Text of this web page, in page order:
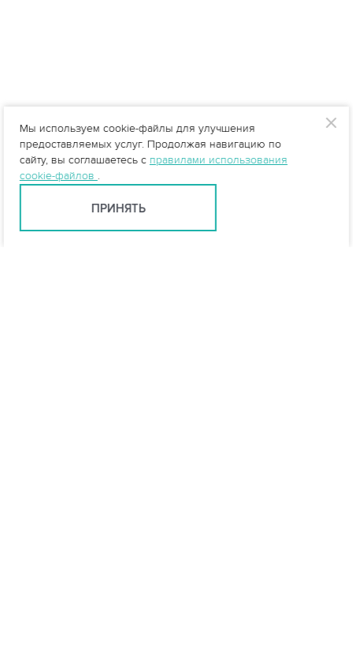
Мы используем cookie-файлы для улучшения
предоставляемых услуг. Продолжая навигацию по
сайту, вы соглашаетесь с правилами использования
cookie-файлов .
ПРИНЯТЬ